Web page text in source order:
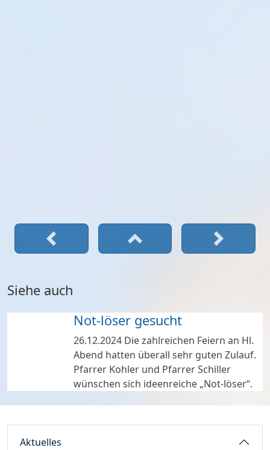
Siehe auch
Not-löser gesucht
26.12.2024 Die zahlreichen Feiern an Hl.
Abend hatten überall sehr guten Zulauf.
Pfarrer Kohler und Pfarrer Schiller
wünschen sich ideenreiche „Not-löser“.
Aktuelles